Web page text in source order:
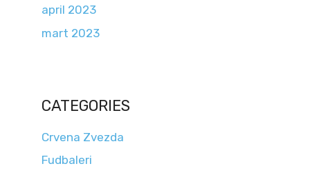
april 2023
mart 2023
CATEGORIES
Crvena Zvezda
Fudbaleri